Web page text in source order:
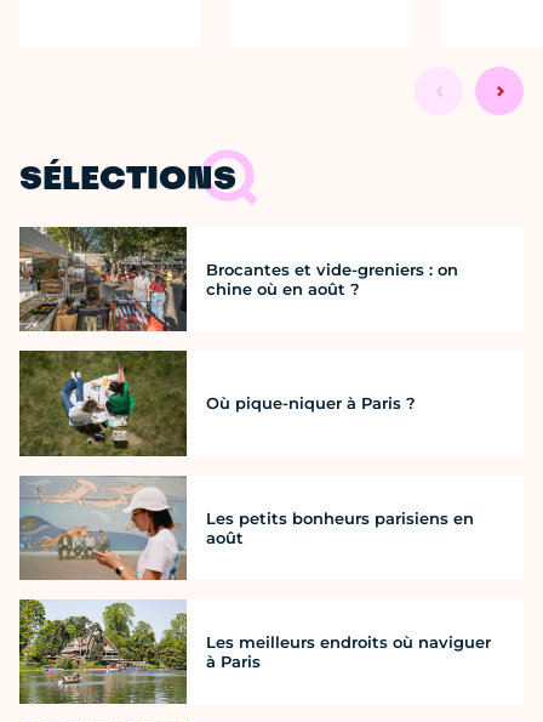
SÉLECTIONS
Brocantes et vide-greniers : on
chine où en août ?
Où pique-niquer à Paris ?
Les petits bonheurs parisiens en
août
Les meilleurs endroits où naviguer
à Paris